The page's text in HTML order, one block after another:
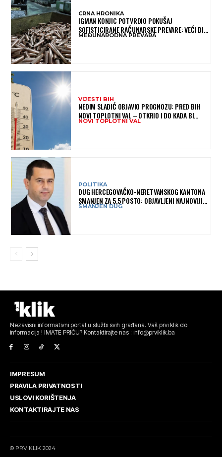
CRNA HRONIKA
IGMAN KONJIC POTVRDIO POKUŠAJ
SOFISTICIRANE RAČUNARSKE PREVARE: VEĆI DIO
NOVCA BLOKIRAN, OČEKUJE SE POVRAT
MEĐUNARODNA PREVARA
VIJESTI BIH
NEDIM SLADIĆ OBJAVIO PROGNOZU: PRED BIH
NOVI TOPLOTNI VAL – OTKRIO I DO KADA BI
MOGAO TRAJATI
NOVI TOPLOTNI VAL
POLITIKA
DUG HERCEGOVAČKO-NERETVANSKOG KANTONA
SMANJEN ZA 5,5 POSTO: OBJAVLJENI NAJNOVIJI
PODACI MINISTARSTVA FINANSIJA
SMANJEN DUG
Nezavisni informativni portal u službi svih građana. Vaš prvi klik do
informacija ! IMATE PRIČU? Kontaktirajte nas : info@prviklik.ba
IMPRESUM
PRAVILA PRIVATNOSTI
USLOVI KORIŠTENJA
KONTAKTIRAJTE NAS
© PRVIKLIK 2024